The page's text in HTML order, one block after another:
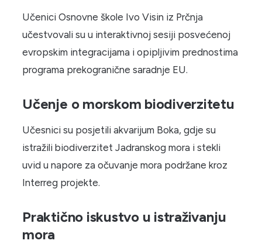
Učenici Osnovne škole Ivo Visin iz Prčnja
učestvovali su u interaktivnoj sesiji posvećenoj
evropskim integracijama i opipljivim prednostima
programa prekogranične saradnje EU.
Učenje o morskom biodiverzitetu
Učesnici su posjetili akvarijum Boka, gdje su
istražili biodiverzitet Jadranskog mora i stekli
uvid u napore za očuvanje mora podržane kroz
Interreg projekte.
Praktično iskustvo u istraživanju
mora